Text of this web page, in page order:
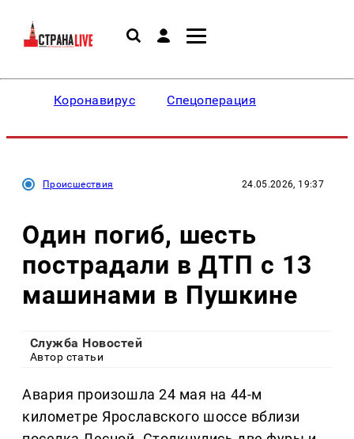
Коронавирус Спецоперация
Происшествия 24.05.2026, 19:37
Один погиб, шесть
пострадали в ДТП с 13
машинами в Пушкине
Служба Новостей
Автор статьи
Авария произошла 24 мая на 44-м
километре Ярославского шоссе вблизи